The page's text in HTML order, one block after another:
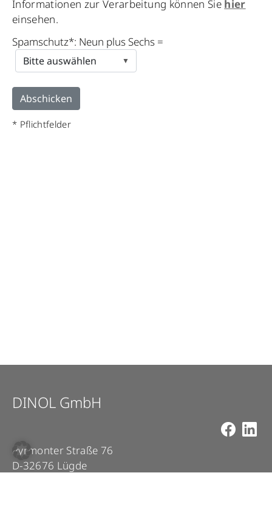
Informationen zur Verarbeitung können Sie hier
einsehen.
Spamschutz*: Neun plus Sechs =
* Pflichtfelder
DINOL GmbH
Pyrmonter Straße 76
D-32676 Lügde